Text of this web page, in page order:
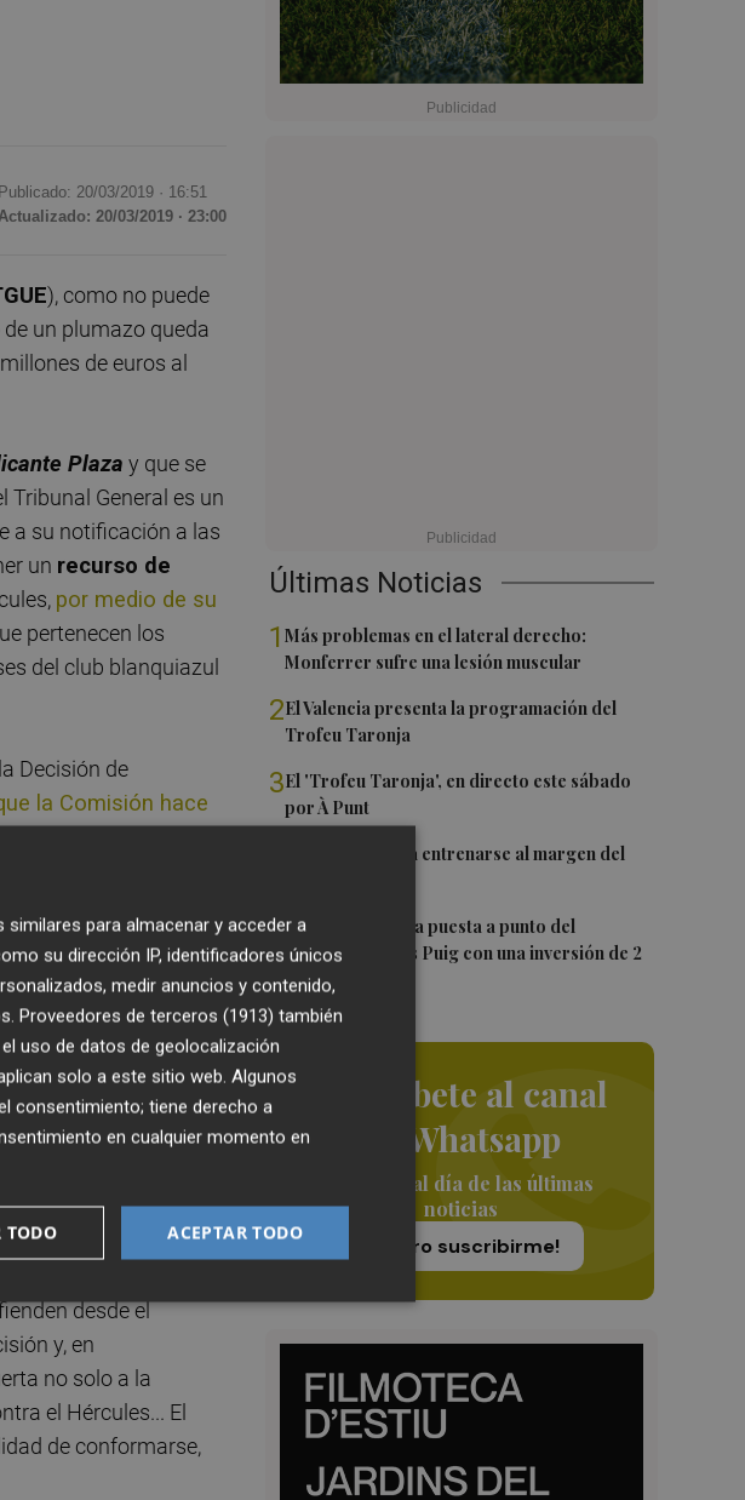
Últimas Noticias
1Más problemas en el lateral derecho:
Monferrer sufre una lesión muscular
2El Valencia presenta la programación del
Trofeu Taronja
3El 'Trofeu Taronja', en directo este sábado
por À Punt
Almeida vuelve a entrenarse al margen del
5València ultima la puesta a punto del
Velódromo Lluís Puig con una inversión de 2
millones
Suscríbete al canal
de Whatsapp
Siempre al día de las últimas
noticias
¡Quiero suscribirme!
Publicado: 20/03/2019 · 16:51
Actualizado: 20/03/2019 · 23:00
), como no puede
de un plumazo queda
de euros al
Plaza y que se
Tribunal General es un
a su notificación a las
un recurso de
por medio de su
pertenecen los
del club blanquiazul
Decisión de
la Comisión hace
Finanzas
cuyo valor era
Aligestión).
siéndolo,
Aligestión para
por parte de la
algo sobre lo que
y que tampoco
el sentido que lo
desde el
y, en
no solo a la
el Hércules... El
de conformarse,
para almacenar y acceder a
su dirección IP, identificadores únicos
medir anuncios y contenido,
Proveedores de terceros (1913) también
uso de datos de geolocalización
solo a este sitio web. Algunos
consentimiento; tiene derecho a
en cualquier momento en
ACEPTAR TODO
TODO